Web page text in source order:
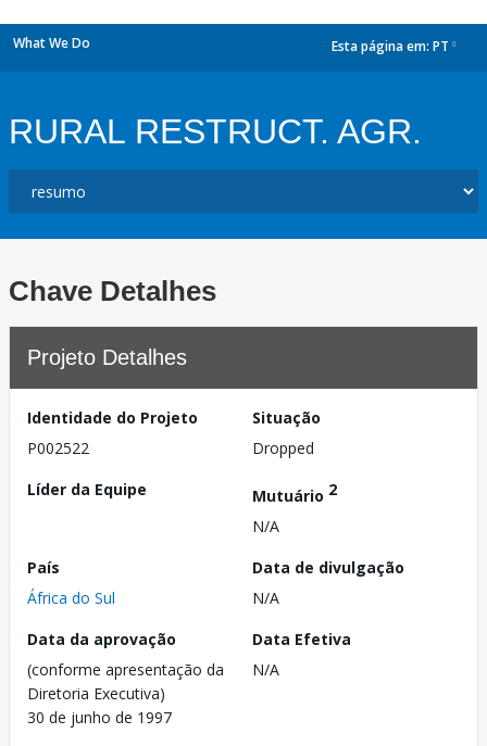
What We Do Esta página em: PT
RURAL RESTRUCT. AGR.
Chave Detalhes
Projeto Detalhes
Identidade do Projeto
P002522
Situação
Dropped
Líder da Equipe
Mutuário 2
N/A
País
África do Sul
Data de divulgação
N/A
Data da aprovação
(conforme apresentação da
Diretoria Executiva)
30 de junho de 1997
Data Efetiva
N/A